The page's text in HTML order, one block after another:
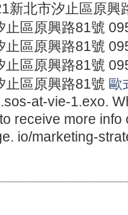
新北市汐止區原興
止區原興路81號
止區原興路81號
止區原興路81號
止區原興路81號 歐
at-vie-1.exo.
receive more
io/marketing-